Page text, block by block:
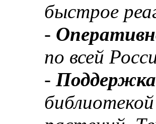
быстрое
-
по всей
- Поддержка